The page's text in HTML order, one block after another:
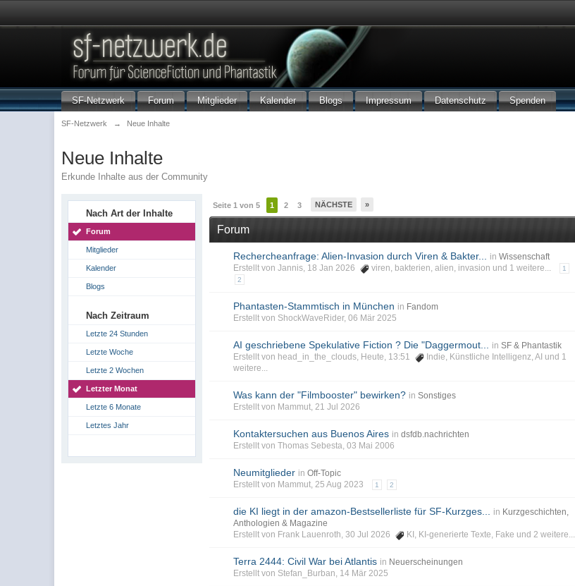
SF-Netzwerk Forum Mitglieder Kalender Blogs Impressum Datenschutz Spenden
SF-Netzwerk → Neue Inhalte
Neue Inhalte
Erkunde Inhalte aus der Community
Nach Art der Inhalte
Forum
Mitglieder
Kalender
Blogs
Nach Zeitraum
Letzte 24 Stunden
Letzte Woche
Letzte 2 Wochen
Letzter Monat
Letzte 6 Monate
Letztes Jahr
Seite 1 von 5 1 2 3 NÄCHSTE »
Forum
Rechercheanfrage: Alien-Invasion durch Viren & Bakter... in Wissenschaft
Erstellt von Jannis, 18 Jan 2026
viren, bakterien,alien, invasion und 1 weitere...
1
2
Phantasten-Stammtisch in München in Fandom
Erstellt von ShockWaveRider, 06 Mär 2025
AI geschriebene Spekulative Fiction ? Die "Daggermout... in SF & Phantastik
Erstellt von head_in_the_clouds, Heute, 13:51
Indie, Künstliche Intelligenz,AI und 1
weitere...
Was kann der "Filmbooster" bewirken? in Sonstiges
Erstellt von Mammut, 21 Jul 2026
Kontaktersuchen aus Buenos Aires in dsfdb.nachrichten
Erstellt von Thomas Sebesta, 03 Mai 2006
Neumitglieder in Off-Topic
Erstellt von Mammut, 25 Aug 2023
1 2
die KI liegt in der amazon-Bestsellerliste für SF-Kurzges... in Kurzgeschichten,
Anthologien & Magazine
Erstellt von Frank Lauenroth, 30 Jul 2026
KI , KI-generierte Texte, Fake und 2 weitere...
Terra 2444: Civil War bei Atlantis in Neuerscheinungen
Erstellt von Stefan_Burban, 14 Mär 2025